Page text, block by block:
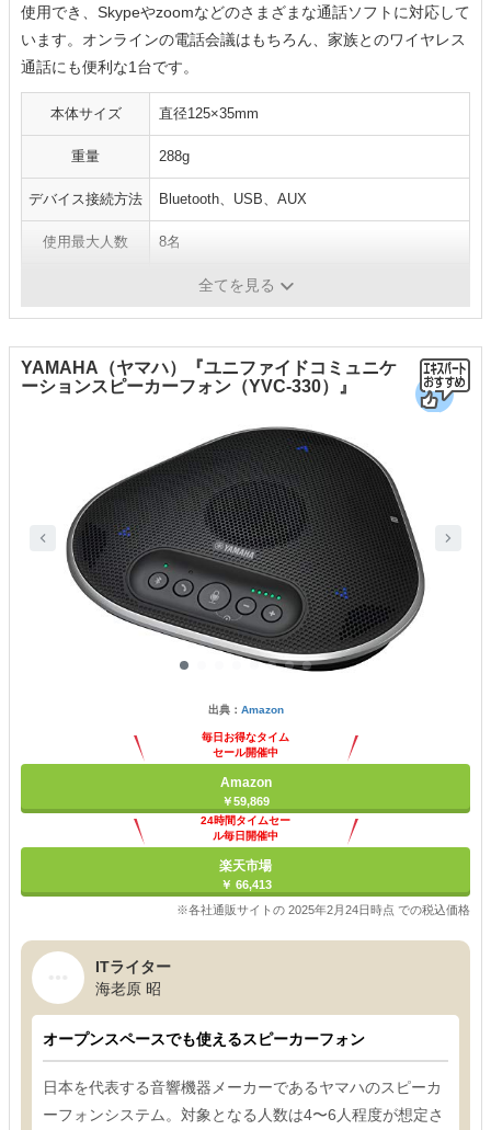
使用でき、Skypeやzoomなどのさまざまな通話ソフトに対応して
います。オンラインの電話会議はもちろん、家族とのワイヤレス
通話にも便利な1台です。
本体サイズ 直径125×35mm
重量 288g
デバイス接続方法 Bluetooth、USB、AUX
使用最大人数 8名
最大12時間全てを見る
YAMAHA（ヤマハ）『ユニファイドコミュニケ
ーションスピーカーフォン（YVC-330）』
出典： Amazon
毎日お得なタイム
セール開催中
Amazon
￥59,869
24時間タイムセー
ル毎日開催中
楽天市場
￥ 66,413
※各社通販サイトの 2025年2月24日時点 での税込価格
ITライター
海老原 昭
オープンスペースでも使えるスピーカーフォン
日本を代表する音響機器メーカーであるヤマハのスピーカ
ーフォンシステム。対象となる人数は4〜6人程度が想定さ